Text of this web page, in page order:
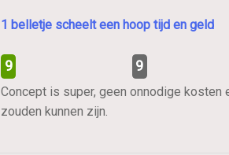
1 belletje scheelt een hoop tijd en geld
9 9
Concept is super, geen onnodige
zouden kunnen zijn.